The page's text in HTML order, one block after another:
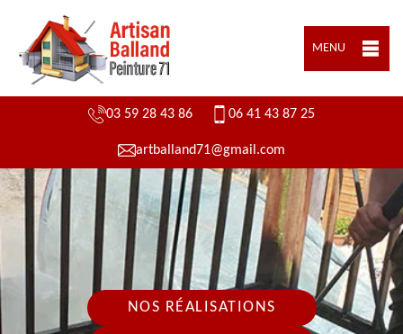
MENU
03 59 28 43 86 06 41 43 87 25
artballand71@gmail.com
NOS RÉALISATIONS